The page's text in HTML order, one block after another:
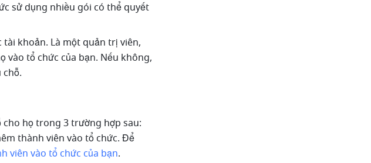
sử dụng nhiều gói có thể quyết
tài khoản. Là một quản trị viên,
vào tổ chức của bạn. Nếu không,
họ trong 3 trường hợp sau:
thành viên vào tổ chức. Để
viên vào tổ chức của bạn.